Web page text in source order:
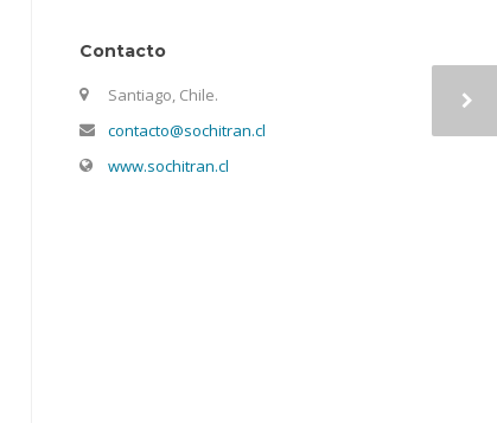
Contacto
Santiago, Chile.
contacto@sochitran.cl
www.sochitran.cl